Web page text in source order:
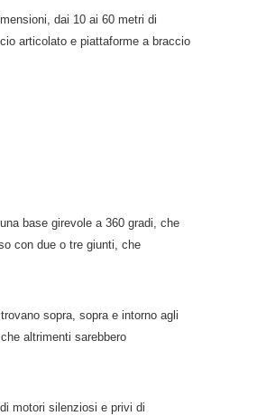
dai 10 ai 60 metri di
articolato e piattaforme a braccio
base girevole a 360 gradi, che
con due o tre giunti, che
sopra, sopra e intorno agli
altrimenti sarebbero
motori silenziosi e privi di